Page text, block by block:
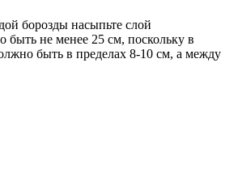
борозды насыпьте слой
быть не менее 25 см, поскольку в
быть в пределах 8-10 см, а между